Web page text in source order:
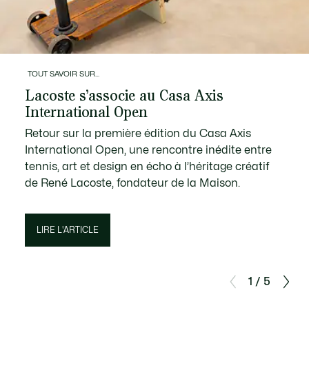
1 / 5
TOUT SAVOIR SUR...
Lacoste s’associe au Casa Axis
International Open
Retour sur la première édition du Casa Axis
International Open, une rencontre inédite entre
tennis, art et design en écho à l’héritage créatif
de René Lacoste, fondateur de la Maison.
LIRE L'ARTICLE